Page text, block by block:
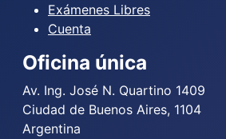
Exámenes Libres
Cuenta
Oficina única
Av. Ing. José N. Quartino 1409
Ciudad de Buenos Aires, 1104
Argentina